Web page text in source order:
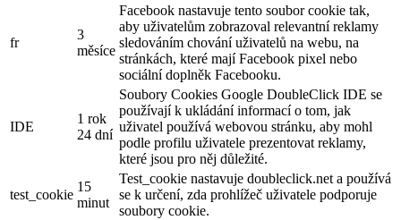
fr
3
měsíce
Facebook nastavuje tento soubor cookie tak,
aby uživatelům zobrazoval relevantní reklamy
sledováním chování uživatelů na webu, na
stránkách, které mají Facebook pixel nebo
sociální doplněk Facebooku.
IDE
1 rok
24 dní
Soubory Cookies Google DoubleClick IDE se
používají k ukládání informací o tom, jak
uživatel používá webovou stránku, aby mohl
podle profilu uživatele prezentovat reklamy,
které jsou pro něj důležité.
test_cookie
15
minut
Test_cookie nastavuje doubleclick.net a používá
se k určení, zda prohlížeč uživatele podporuje
soubory cookie.